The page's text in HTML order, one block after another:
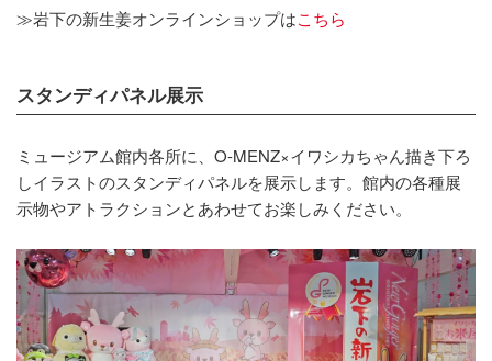
≫岩下の新生姜オンラインショップはこちら
スタンディパネル展示
ミュージアム館内各所に、O-MENZ×イワシカちゃん描き下ろ
しイラストのスタンディパネルを展示します。館内の各種展
示物やアトラクションとあわせてお楽しみください。